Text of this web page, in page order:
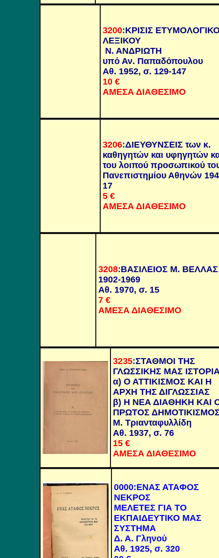
3200:ΚΡΙΣΙΣ
ΛΕΞΙΚΟΥ
Ν. ΑΝΔΡΙΩΤΗ
υπό Αν. Παπαδόπουλου
Αθ. 1952, σ. 129-147
10 €
ΑΜΕΣΑ ΔΙΑΘΕΣΙΜΟ
3206:ΔΙΕΥΘΥΝΣΕΙΣ των κ.
καθηγητών και υφηγητών
του λοιπού προσωπικού
Πανεπιστημίου Αθηνών
17
5 €
ΑΜΕΣΑ ΔΙΑΘΕΣΙΜΟ
3208:ΒΑΣΙΛΕΙΟΣ Μ. ΒΕΛΛΑΣ
1902-1969
Αθ. 1970, σ. 15
7 €
ΑΜΕΣΑ ΔΙΑΘΕΣΙΜΟ
3235:ΣΤΑΘΜΟΙ ΤΗΣ
ΓΛΩΣΣΙΚΗΣ ΜΑΣ
α) Ο ΑΤΤΙΚΙΣΜΟΣ ΚΑΙ Η
ΑΡΧΗ ΤΗΣ ΔΙΓΛΩΣΣΙΑΣ
β) Η ΝΕΑ ΔΙΑΘΗΚΗ ΚΑΙ
ΠΡΩΤΟΣ
Μ. Τριανταφυλλίδη
Αθ. 1937, σ. 76
15 €
ΑΜΕΣΑ ΔΙΑΘΕΣΙΜΟ
0000:ΕΝΑΣ ΑΤΑΦΟΣ
ΝΕΚΡΟΣ
ΜΕΛΕΤΕΣ ΓΙΑ ΤΟ
ΕΚΠΑΙΔΕΥΤΙΚΟ ΜΑΣ
ΣΥΣΤΗΜΑ
Δ. Α. Γληνού
Αθ. 1925, σ. 320